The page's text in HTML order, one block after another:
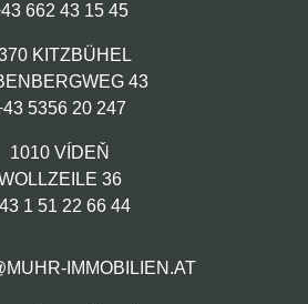
662 43 15 45
KITZBÜHEL
43
5356 20 247
1010 VÍDEŇ
36
1 51 22 66 44
IMMOBILIEN.AT